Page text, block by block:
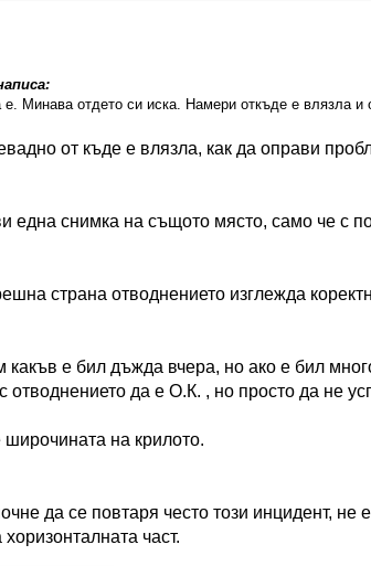
е. Минава отдето си иска. Намери откъде е влязла и
от къде е влязла, как да оправи
една снимка на същото място, само че с
страна отводнението изглежда
какъв е бил дъжда вчера, но ако е бил
отводнението да е О.К. , но просто да не
широчината на крилото.
да се повтаря често този инцидент,
хоризонталната част.